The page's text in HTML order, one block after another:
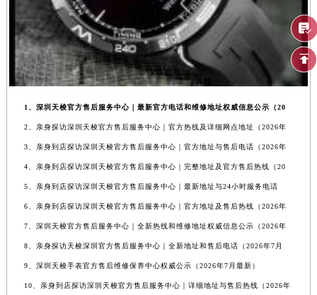
1、深圳天梭官方售后服务中心｜最新官方电话和维修地址权威信息公示（20
2、亲身探访深圳天梭官方售后服务中心｜官方热线及详细网点地址（2026年
3、亲身到店探访深圳天梭官方售后服务中心｜官方地址与售后电话（2026年
4、亲身到店探访深圳天梭官方售后服务中心｜完整地址及官方售后热线（20
5、亲身到店探访深圳天梭官方售后服务中心｜最新地址与24小时服务电话
6、亲身到店探访深圳天梭官方售后服务中心｜官方地址及售后热线（2026年
7、深圳天梭官方售后服务中心｜全新热线和维修地址权威信息公示（2026年
8、亲身探访天梭深圳官方售后服务中心｜全新地址和售后电话（2026年7月
9、深圳天梭手表官方售后维修保养中心权威公示（2026年7月最新）
10、亲身到店探访深圳天梭官方售后服务中心｜详细地址与售后热线（2026年